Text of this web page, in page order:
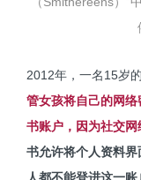
2012年，一名15岁
管女孩将自己的网
书账户，因为社交网
书允许将个人资料界